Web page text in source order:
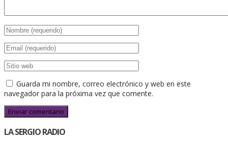
Guarda mi nombre, correo electrónico y web en este
navegador para la próxima vez que comente.
LA SERGIO RADIO